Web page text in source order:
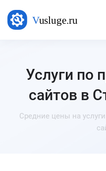
Услуги по
сайтов в
Средние цены на